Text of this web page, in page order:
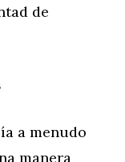
de
a menudo
manera